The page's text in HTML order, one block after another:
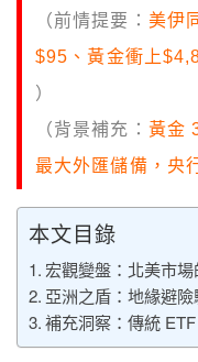
（前情提要： 美伊
$95、黃金衝上
）
（背景補充： 黃金
最大外匯儲備，央
本文目錄
宏觀變盤：北美市
亞洲之盾：地緣避
補充洞察：傳統